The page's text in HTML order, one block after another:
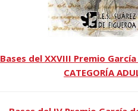
Bases del XXVIII Premio
CATEGORÍA